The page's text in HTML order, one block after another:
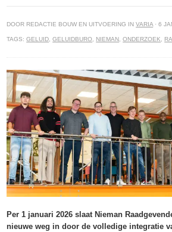
DOOR REDACTIE BOUW EN UITVOERING INVARIA· 6
TAGS:GELUID,GELUIDBURO, NIEMAN,ONDERZOEK,
Per 1 januari 2026 slaat Nieman
nieuwe weg in door de volledige integratie